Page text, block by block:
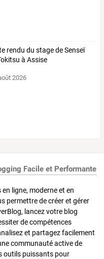
rendu du stage de Senseï
à Assise
2026
Facile et Performante
ligne, moderne et en
permettre de créer et gérer
lancez votre blog
de compétences
et partagez facilement
communauté active de
outils puissants pour